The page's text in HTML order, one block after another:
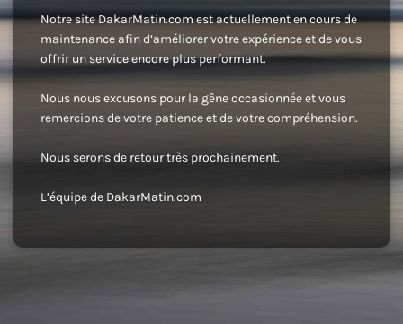
Notre site DakarMatin.com est actuellement en cours de
maintenance afin d’améliorer votre expérience et de vous
offrir un service encore plus performant.
Nous nous excusons pour la gêne occasionnée et vous
remercions de votre patience et de votre compréhension.
Nous serons de retour très prochainement.
L’équipe de DakarMatin.com